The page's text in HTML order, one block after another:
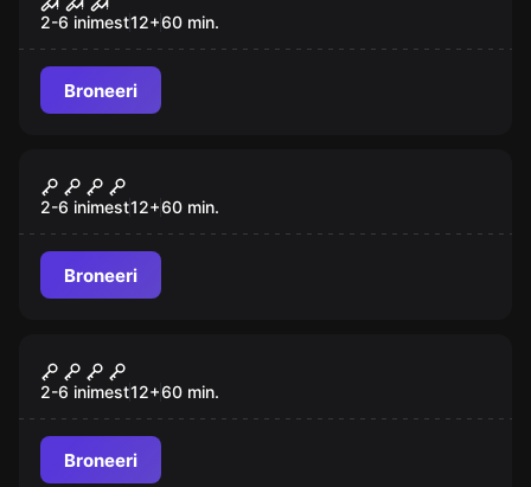
2-6 inimest12+60 min.
Broneeri
Populaarne
Kuuba 2.0 - Maailmalõpp
2-6 inimest12+60 min.
Broneeri
Populaarne
KGB 2.0
2-6 inimest12+60 min.
Broneeri